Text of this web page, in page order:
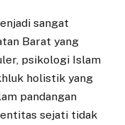
sangat
Barat yang
psikologi Islam
holistik yang
pandangan
sejati tidak